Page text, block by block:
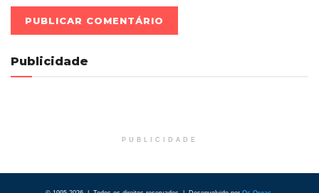
Publicidade
PUBLICIDADE